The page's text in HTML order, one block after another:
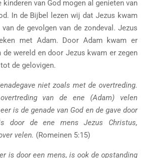
kinderen van God mogen al genieten van
In de Bijbel lezen wij dat Jezus kwam
de gevolgen van de zondeval. Jezus
met Adam. Door Adam kwam er
wereld en door Jezus kwam er zegen
de gelovigen.
niet zoals met de overtreding.
van de ene (Adam) velen
is de genade van God en de gave door
door de ene mens Jezus Christus,
velen. (Romeinen 5:15)
is door een mens, is ook de opstanding